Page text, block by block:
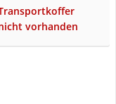
vorhanden